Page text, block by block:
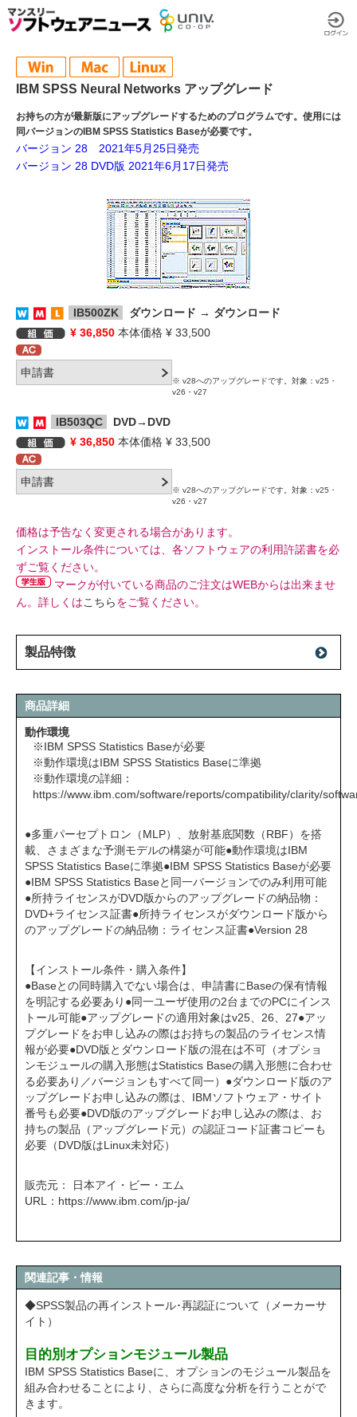
IBM SPSS Neural Networks アップグレード
お持ちの方が最新版にアップグレードするためのプログラムです。使用には
同バージョンのIBM SPSS Statistics Baseが必要です。
バージョン 28 2021年5月25日発売
バージョン 28 DVD版 2021年6月17日発売
IB500ZK
ダウンロード → ダウンロード
¥ 36,850 本体価格 ¥ 33,500
※ v28へのアップグレードです。対象：v25・
v26・v27
IB503QC
DVD→DVD
¥ 36,850 本体価格 ¥ 33,500
※ v28へのアップグレードです。対象：v25・
v26・v27
価格は予告なく変更される場合があります。
インストール条件については、各ソフトウェアの利用許諾書を必
ずご覧ください。
マークが付いている商品のご注文はWEBからは出来ませ
ん。詳しくはこちらをご覧ください。
製品特徴
商品詳細
動作環境
※IBM SPSS Statistics Baseが必要
※動作環境はIBM SPSS Statistics Baseに準拠
※動作環境の詳細：
https://www.ibm.com/software/reports/compatibility/clarity/
●多重パーセプトロン（MLP）、放射基底関数（RBF）を搭
載、さまざまな予測モデルの構築が可能●動作環境はIBM
SPSS Statistics Baseに準拠●IBM SPSS Statistics Baseが必要
●IBM SPSS Statistics Baseと同一バージョンでのみ利用可能
●所持ライセンスがDVD版からのアップグレードの納品物：
DVD+ライセンス証書●所持ライセンスがダウンロード版から
のアップグレードの納品物：ライセンス証書●Version 28
【インストール条件・購入条件】
●Baseとの同時購入でない場合は、申請書にBaseの保有情報
を明記する必要あり●同一ユーザ使用の2台までのPCにインス
トール可能●アップグレードの適用対象はv25、26、27●アッ
プグレードをお申し込みの際はお持ちの製品のライセンス情
報が必要●DVD版とダウンロード版の混在は不可（オプショ
ンモジュールの購入形態はStatistics Baseの購入形態に合わせ
る必要あり／バージョンもすべて同一）●ダウンロード版のア
ップグレードお申し込みの際は、IBMソフトウェア・サイト
番号も必要●DVD版のアップグレードお申し込みの際は、お
持ちの製品（アップグレード元）の認証コード証書コピーも
必要（DVD版はLinux未対応）
販売元： 日本アイ・ビー・エム
URL： https://www.ibm.com/jp-ja/
関連記事・情報
◆SPSS製品の再インストール･再認証について（メーカーサ
イト）
目的別オプションモジュール製品
IBM SPSS Statistics Baseに、オプションのモジュール製品を
組み合わせることにより、さらに高度な分析を行うことがで
きます。